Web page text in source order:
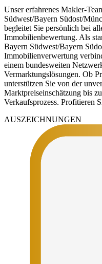
Unser erfahrenes Makler-
Südwest/Bayern Südost/
begleitet Sie persönlich bei
Immobilienbewertung. Als
Bayern Südwest/Bayern
Immobilienverwertung
einem bundesweiten
Vermarktungslösungen. Ob
unterstützen Sie von der
Marktpreiseinschätzung bis
Verkaufsprozess. Profitieren
AUSZEICHNUNGEN